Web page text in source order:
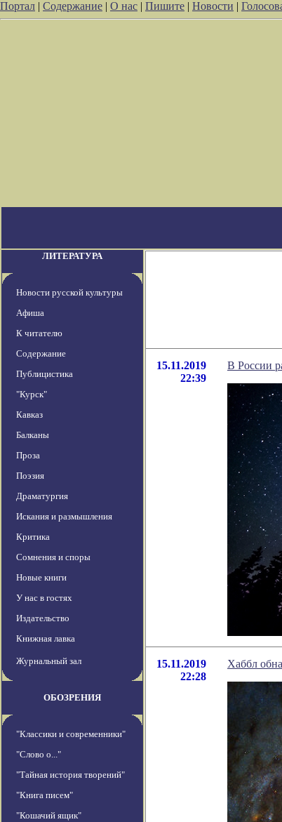
Портал | Содержание | О нас | Пишите | Новости |
ЛИТЕРАТУРА
Новости русской культуры
Афиша
К читателю
Содержание
Публицистика
"Курск"
Кавказ
Балканы
Проза
Поэзия
Драматургия
Искания и размышления
Критика
Сомнения и споры
Новые книги
У нас в гостях
Издательство
Книжная лавка
Журнальный зал
ОБОЗРЕНИЯ
"Классики и современники"
"Слово о..."
"Тайная история творений"
"Книга писем"
"Кошачий ящик"
15.11.2019
22:39
В России
15.11.2019
22:28
Хаббл